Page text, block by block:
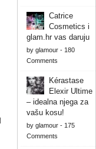
Catrice
Cosmetics i
glam.hr vas daruju
by glamour- 180
Comments
Kérastase
Elexir Ultime
– idealna njega za
vašu kosu!
by glamour- 175
Comments